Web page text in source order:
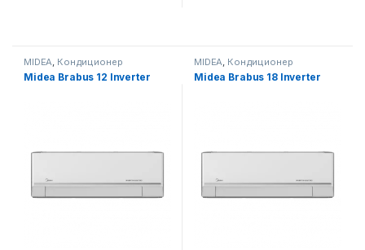
MIDEA, Кондиционер
Midea Brabus 12 Inverter
MIDEA, Кондиционер
Midea Brabus 18 Inverter